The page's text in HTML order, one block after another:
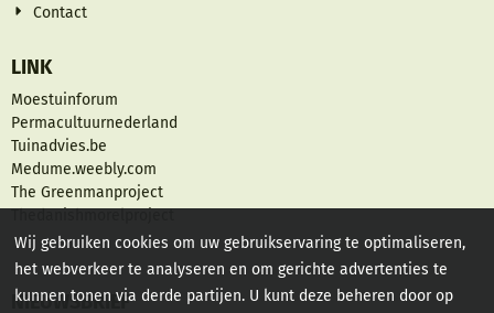
Contact
LINK
Moestuinforum
Permacultuurnederland
Tuinadvies.be
Medume.weebly.com
The Greenmanproject
NIEUWSBRIEF
Wij gebruiken cookies om uw gebruikservaring te optimaliseren,
het webverkeer te analyseren en om gerichte advertenties te
kunnen tonen via derde partijen. U kunt deze beheren door op